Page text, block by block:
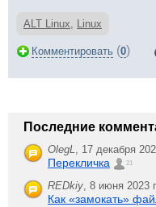
ALT Linux, Linux
Комментировать (0)
Последние
OlegL, 17 декабря
Перекличка 21
REDkiy, 8 июня 2023
Как «замокать»